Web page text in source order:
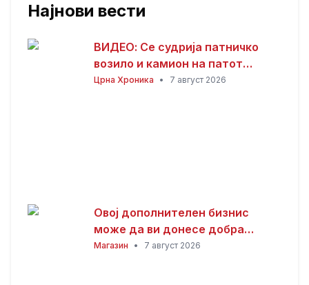
Најнови вести
ВИДЕО: Се судрија патничко
возило и камион на патот
Гостивар – Страж
Црна Хроника • 7 август 2026
Овој дополнителен бизнис
може да ви донесе добра
заработка од дома: Не ви треба
Магазин • 7 август 2026